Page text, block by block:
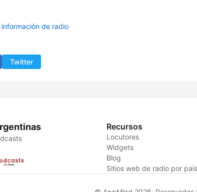
de radio
Twitter
Recursos
Locutores
Widgets
Blog
Sitios web de radio por país